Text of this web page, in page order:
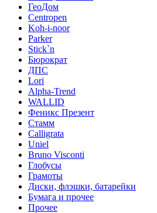
ГеоДом
Centropen
Koh-i-noor
Parker
Stick`n
Бюрократ
ДПС
Lori
Alpha-Trend
WALLID
Феникс Презент
Стамм
Calligrata
Uniel
Bruno Visconti
Глобусы
Грамоты
Диски, флэшки, батарейки
Бумага и прочее
Прочее